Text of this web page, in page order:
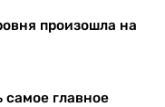
произошла на
самое главное